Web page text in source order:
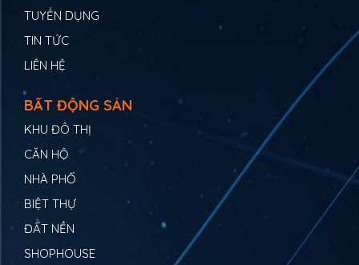
TUYỂN DỤNG
TIN TỨC
LIÊN HỆ
BẤT ĐỘNG SẢN
KHU ĐÔ THỊ
CĂN HỘ
NHÀ PHỐ
BIỆT THỰ
ĐẤT NỀN
SHOPHOUSE